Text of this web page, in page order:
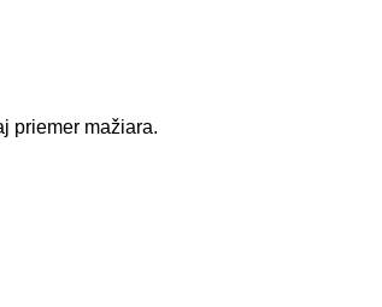
priemer mažiara.